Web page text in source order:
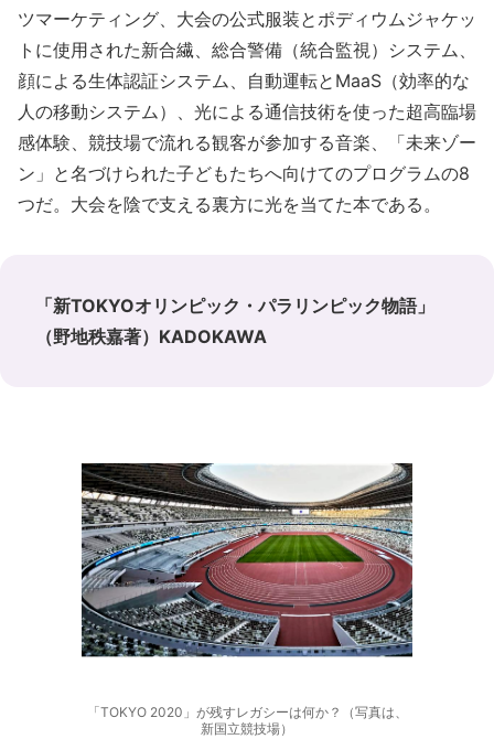
ツマーケティング、大会の公式服装とポディウムジャケッ
トに使用された新合繊、総合警備（統合監視）システム、
顔による生体認証システム、自動運転とMaaS（効率的な
人の移動システム）、光による通信技術を使った超高臨場
感体験、競技場で流れる観客が参加する音楽、「未来ゾー
ン」と名づけられた子どもたちへ向けてのプログラムの8
つだ。大会を陰で支える裏方に光を当てた本である。
「新TOKYOオリンピック・パラリンピック物語」
（野地秩嘉著）KADOKAWA
「TOKYO 2020」が残すレガシーは何か？（写真は、
新国立競技場）